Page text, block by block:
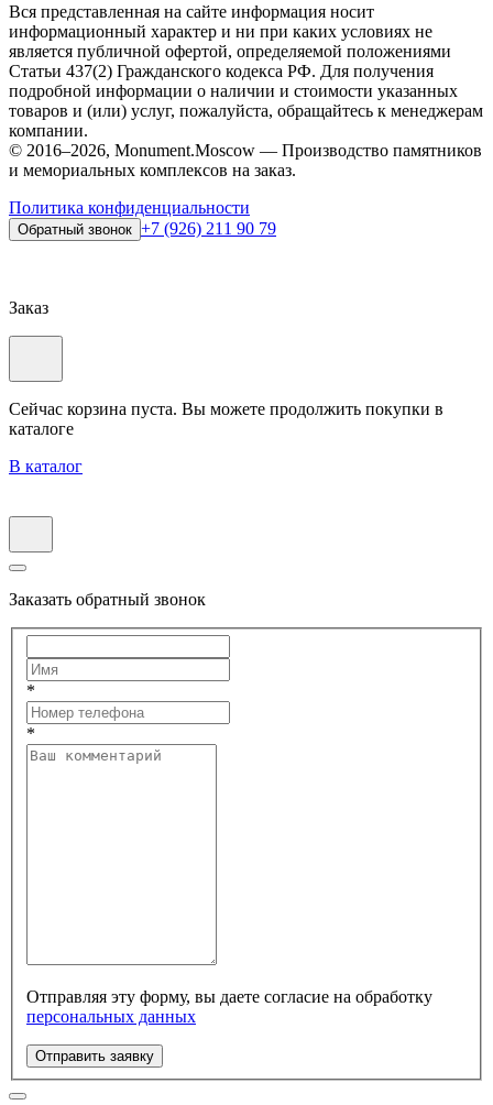
Вся представленная на сайте информация носит
информационный характер и ни при каких условиях не
является публичной офертой, определяемой положениями
Статьи 437(2) Гражданского кодекса РФ. Для получения
подробной информации о наличии и стоимости указанных
товаров и (или) услуг, пожалуйста, обращайтесь к менеджерам
компании.
© 2016–2026, Monument.Moscow — Производство памятников
и мемориальных комплексов на заказ.
Политика конфиденциальности
Обратный звонок +7 (926) 211 90 79
Заказ
Сейчас корзина пуста. Вы можете продолжить покупки в
каталоге
В каталог
Заказать обратный звонок
*
*
Отправляя эту форму, вы даете согласие на обработку
персональных данных
Отправить заявку